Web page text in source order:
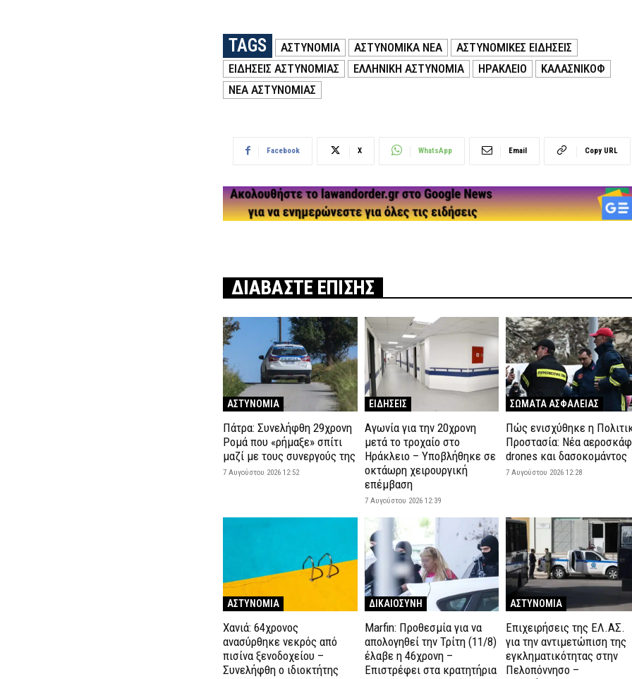
TAGS ΑΣΤΥΝΟΜΙΑ ΑΣΤΥΝΟΜΙΚΑ ΝΕΑ
ΑΣΤΥΝΟΜΙΚΕΣ ΕΙΔΗΣΕΙΣ
ΕΙΔΗΣΕΙΣ ΑΣΤΥΝΟΜΙΑΣ
ΕΛΛΗΝΙΚΗ ΑΣΤΥΝΟΜΙΑ ΗΡΑΚΛΕΙΟ
ΚΑΛΑΣΝΙΚΟΦ
ΝΕΑ ΑΣΤΥΝΟΜΙΑΣ
Facebook X WhatsApp Email Copy URL
ΔΙΑΒΑΣΤΕ ΕΠΙΣΗΣ
ΑΣΤΥΝΟΜΙΑ
Πάτρα: Συνελήφθη 29χρονη
Ρομά που «ρήμαξε» σπίτι
μαζί με τους συνεργούς της
7 Αυγούστου 2026 12:52
ΕΙΔΗΣΕΙΣ
Αγωνία για την 20χρονη
μετά το τροχαίο στο
Ηράκλειο – Υποβλήθηκε σε
οκτάωρη χειρουργική
επέμβαση
7 Αυγούστου 2026 12:39
ΣΩΜΑΤΑ ΑΣΦΑΛΕΙΑΣ
Πώς ενισχύθηκε η
Προστασία: Νέα
drones και δασοκομάντος
7 Αυγούστου 2026 12:28
ΑΣΤΥΝΟΜΙΑ
Χανιά: 64χρονος
ανασύρθηκε νεκρός από
πισίνα ξενοδοχείου –
Συνελήφθη ο ιδιοκτήτης
ΔΙΚΑΙΟΣΥΝΗ
Marfin: Προθεσμία για να
απολογηθεί την Τρίτη (11/8)
έλαβε η 46χρονη –
Επιστρέφει στα κρατητήρια
ΑΣΤΥΝΟΜΙΑ
Επιχειρήσεις της ΕΛ.ΑΣ.
για την αντιμετώπιση της
εγκληματικότητας στην
Πελοπόννησο –